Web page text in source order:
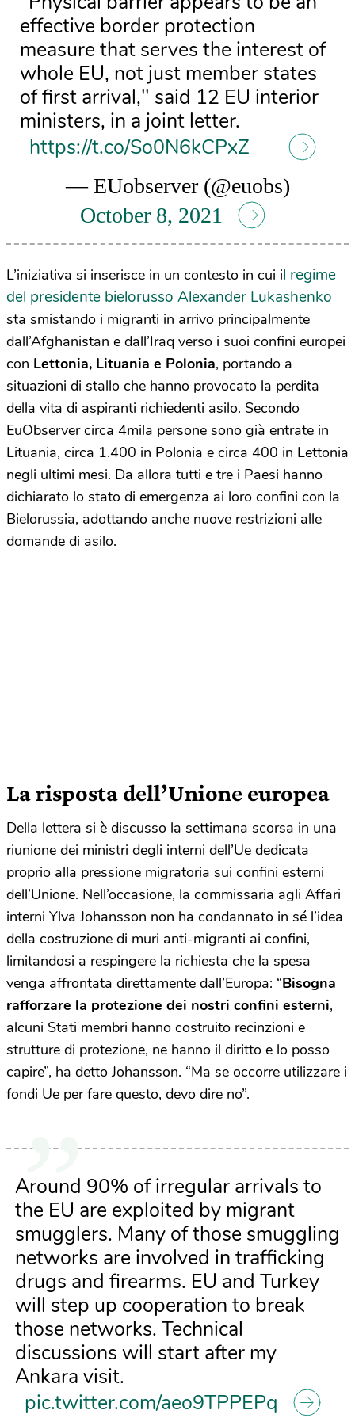
effective border protection
measure that serves the interest of
whole EU, not just member states
of first arrival," said 12 EU interior
ministers, in a joint letter.
https://t.co/So0N6kCPxZ
— EUobserver (@euobs)
October 8, 2021
L’iniziativa si inserisce in un contesto in cui il regime
del presidente bielorusso Alexander Lukashenko
sta smistando i migranti in arrivo principalmente
dall’Afghanistan e dall’Iraq verso i suoi confini europei
con Lettonia, Lituania e Polonia, portando a
situazioni di stallo che hanno provocato la perdita
della vita di aspiranti richiedenti asilo. Secondo
EuObserver circa 4mila persone sono già entrate in
Lituania, circa 1.400 in Polonia e circa 400 in Lettonia
negli ultimi mesi. Da allora tutti e tre i Paesi hanno
dichiarato lo stato di emergenza ai loro confini con la
Bielorussia, adottando anche nuove restrizioni alle
domande di asilo.
La risposta dell’Unione europea
Della lettera si è discusso la settimana scorsa in una
riunione dei ministri degli interni dell’Ue dedicata
proprio alla pressione migratoria sui confini esterni
dell’Unione. Nell’occasione, la commissaria agli Affari
interni Ylva Johansson non ha condannato in sé l’idea
della costruzione di muri anti-migranti ai confini,
limitandosi a respingere la richiesta che la spesa
venga affrontata direttamente dall’Europa: “Bisogna
rafforzare la protezione dei nostri confini esterni,
alcuni Stati membri hanno costruito recinzioni e
strutture di protezione, ne hanno il diritto e lo posso
capire”, ha detto Johansson. “Ma se occorre utilizzare i
fondi Ue per fare questo, devo dire no”.
Around 90% of irregular arrivals to
the EU are exploited by migrant
smugglers. Many of those smuggling
networks are involved in trafficking
drugs and firearms. EU and Turkey
will step up cooperation to break
those networks. Technical
discussions will start after my
Ankara visit.
pic.twitter.com/aeo9TPPEPq